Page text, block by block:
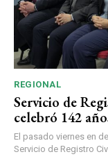
REGIONAL
Servicio de
celebró 142
El pasado viernes en
Servicio de Registro